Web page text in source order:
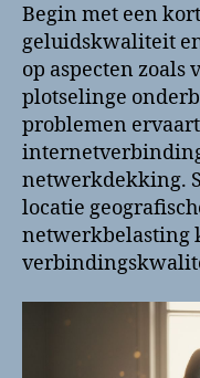
Begin met een
geluidskwaliteit
op aspecten zoals
plotselinge
problemen
netwerkdekking.
locatie
netwerkbelasting